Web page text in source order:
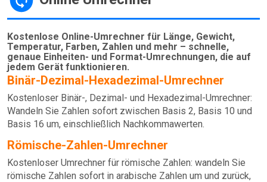
Kostenlose Online-Umrechner für Länge, Gewicht,
Temperatur, Farben, Zahlen und mehr – schnelle,
genaue Einheiten- und Format-Umrechnungen, die auf
jedem Gerät funktionieren.
Binär-Dezimal-Hexadezimal-Umrechner
Kostenloser Binär-, Dezimal- und Hexadezimal-Umrechner:
Wandeln Sie Zahlen sofort zwischen Basis 2, Basis 10 und
Basis 16 um, einschließlich Nachkommawerten.
Römische-Zahlen-Umrechner
Kostenloser Umrechner für römische Zahlen: wandeln Sie
römische Zahlen sofort in arabische Zahlen um und zurück,